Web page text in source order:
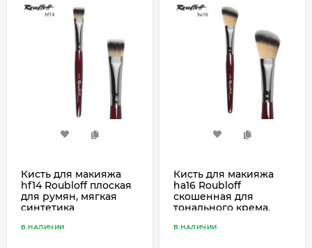
Кисть для макияжа
hf14 Roubloff плоская
для румян, мягкая
синтетика
В НАЛИЧИИ
Кисть для макияжа
ha16 Roubloff
скошенная для
тонального крема,
В НАЛИЧИИ